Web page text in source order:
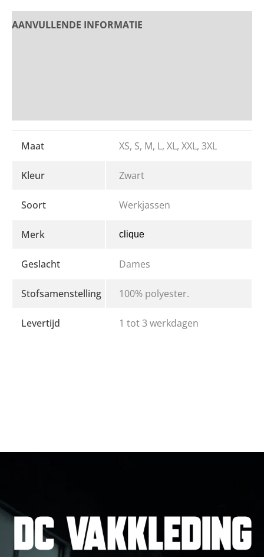
AANVULLENDE INFORMATIE
Maat XS, S, M, L, XL, XXL, 3XL
Kleur Zwart
Soort Werkjassen
Merk clique
Geslacht Dames
Stofsamenstelling 100% polyester.
Levertijd 1 tot 3 werkdagen